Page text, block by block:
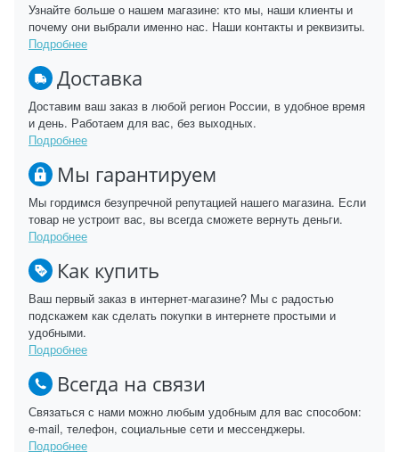
Узнайте больше о нашем магазине: кто мы, наши клиенты и
почему они выбрали именно нас. Наши контакты и реквизиты.
Подробнее
Доставка
Доставим ваш заказ в любой регион России, в удобное время
и день. Работаем для вас, без выходных.
Подробнее
Мы гарантируем
Мы гордимся безупречной репутацией нашего магазина. Если
товар не устроит вас, вы всегда сможете вернуть деньги.
Подробнее
Как купить
Ваш первый заказ в интернет-магазине? Мы с радостью
подскажем как сделать покупки в интернете простыми и
удобными.
Подробнее
Всегда на связи
Связаться с нами можно любым удобным для вас способом:
e-mail, телефон, социальные сети и мессенджеры.
Подробнее